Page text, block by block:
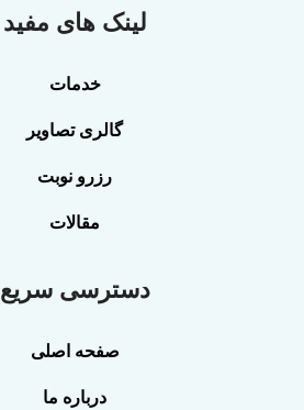
لینک های مفید
خدمات
گالری تصاویر
رزرو نوبت
مقالات
دسترسی سریع
صفحه اصلی
درباره ما